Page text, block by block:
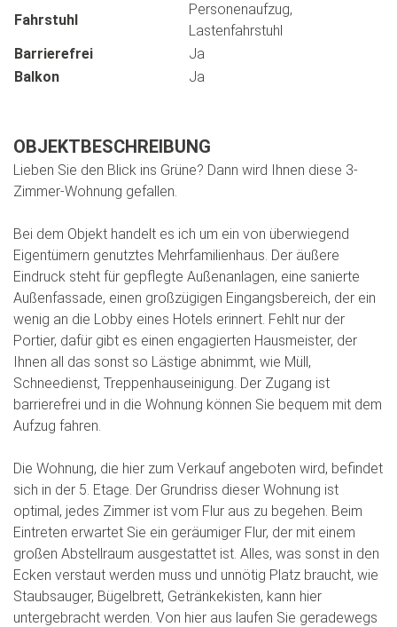
Fahrstuhl
Personenaufzug,
Lastenfahrstuhl
Barrierefrei
Ja
Balkon
Ja
OBJEKTBESCHREIBUNG
Lieben Sie den Blick ins Grüne? Dann wird Ihnen diese 3-
Zimmer-Wohnung gefallen.
Bei dem Objekt handelt es ich um ein von überwiegend
Eigentümern genutztes Mehrfamilienhaus. Der äußere
Eindruck steht für gepflegte Außenanlagen, eine sanierte
Außenfassade, einen großzügigen Eingangsbereich, der ein
wenig an die Lobby eines Hotels erinnert. Fehlt nur der
Portier, dafür gibt es einen engagierten Hausmeister, der
Ihnen all das sonst so Lästige abnimmt, wie Müll,
Schneedienst, Treppenhauseinigung. Der Zugang ist
barrierefrei und in die Wohnung können Sie bequem mit dem
Aufzug fahren.
Die Wohnung, die hier zum Verkauf angeboten wird, befindet
sich in der 5. Etage. Der Grundriss dieser Wohnung ist
optimal, jedes Zimmer ist vom Flur aus zu begehen. Beim
Eintreten erwartet Sie ein geräumiger Flur, der mit einem
großen Abstellraum ausgestattet ist. Alles, was sonst in den
Ecken verstaut werden muss und unnötig Platz braucht, wie
Staubsauger, Bügelbrett, Getränkekisten, kann hier
untergebracht werden. Von hier aus laufen Sie geradewegs